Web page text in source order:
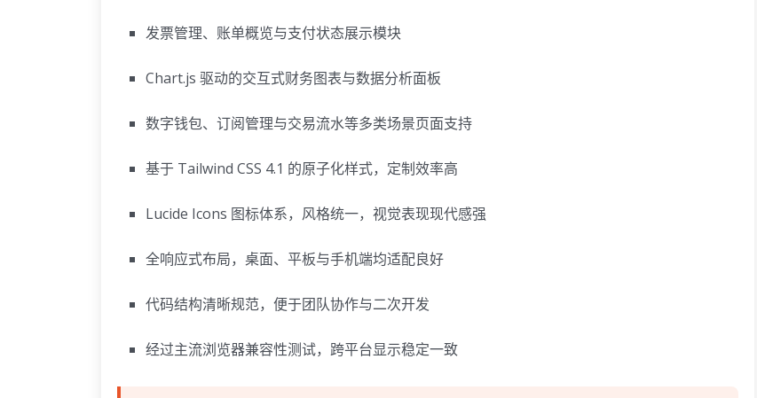
发票管理、账单概览与支付状态展示模块
Chart.js 驱动的交互式财务图表与数据分析面板
数字钱包、订阅管理与交易流水等多类场景页面支持
基于 Tailwind CSS 4.1 的原子化样式，定制效率高
Lucide Icons 图标体系，风格统一，视觉表现现代感强
全响应式布局，桌面、平板与手机端均适配良好
代码结构清晰规范，便于团队协作与二次开发
经过主流浏览器兼容性测试，跨平台显示稳定一致